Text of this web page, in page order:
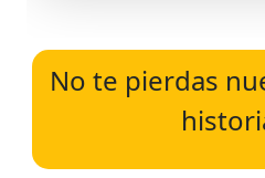
No te pierdas